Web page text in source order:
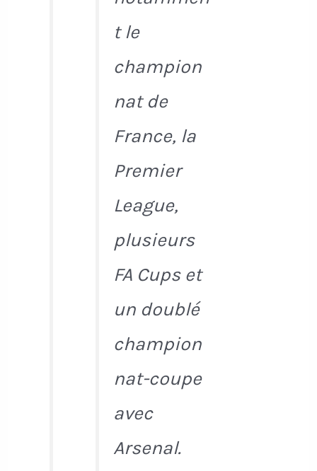
t le
champion
nat de
France, la
Premier
League,
plusieurs
FA Cups et
un doublé
champion
nat-coupe
avec
Arsenal.